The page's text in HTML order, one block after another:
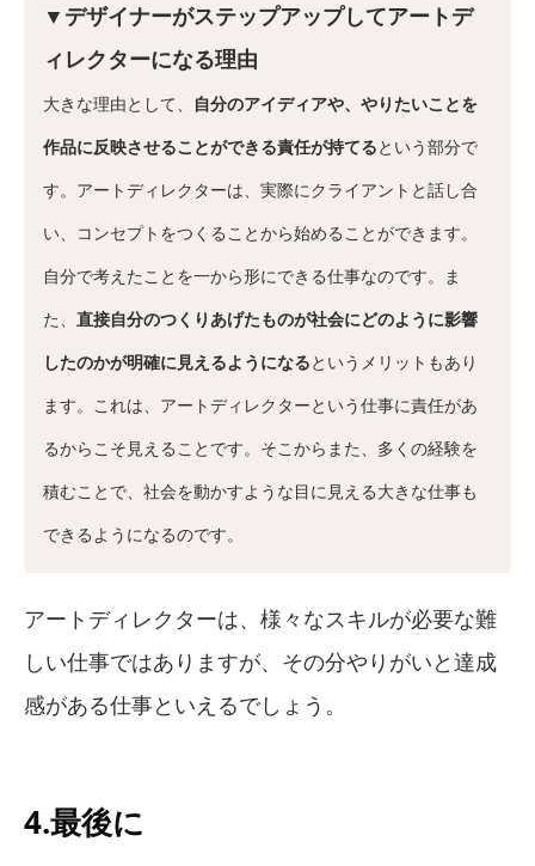
▼デザイナーがステップアップしてアートデ
ィレクターになる理由
大きな理由として、
自分のアイディアや、やりたいことを
作品に反映させることができる責任が持てるという部分で
す。アートディレクターは、実際にクライアントと話し合
い、コンセプトをつくることから始めることができます。
自分で考えたことを一から形にできる仕事なのです。ま
た、 直接自分のつくりあげたものが社会にどのように影響
したのかが明確に見えるようになるというメリットもあり
ます。これは、アートディレクターという仕事に責任があ
るからこそ見えることです。そこからまた、多くの経験を
積むことで、社会を動かすような目に見える大きな仕事も
できるようになるのです。
アートディレクターは、様々なスキルが必要な難
しい仕事ではありますが、その分やりがいと達成
感がある仕事といえるでしょう。
4.最後に